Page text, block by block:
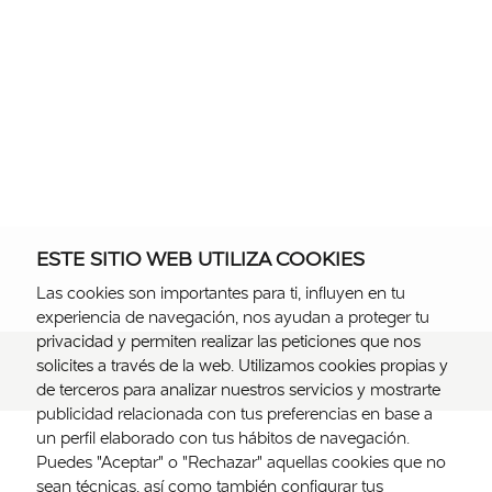
ESTE SITIO WEB UTILIZA COOKIES
Las cookies son importantes para ti, influyen en tu
experiencia de navegación, nos ayudan a proteger tu
privacidad y permiten realizar las peticiones que nos
solicites a través de la web. Utilizamos cookies propias y
de terceros para analizar nuestros servicios y mostrarte
publicidad relacionada con tus preferencias en base a
un perfil elaborado con tus hábitos de navegación.
Puedes "Aceptar" o "Rechazar" aquellas cookies que no
sean técnicas, así como también configurar tus